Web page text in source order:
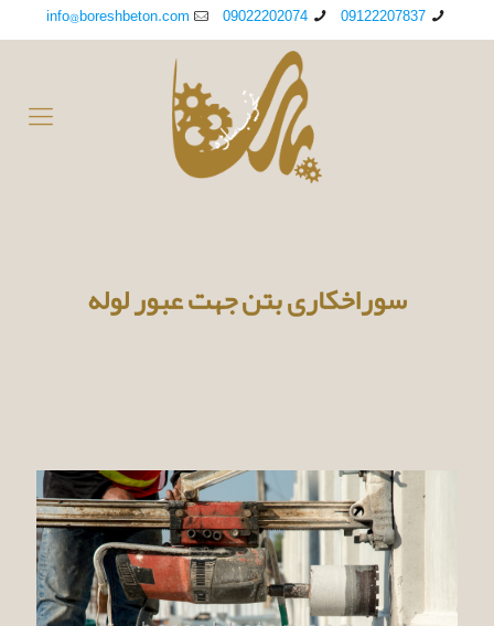
09122207837
09022202074
info@boreshbeton.com
سوراخکاری بتن جهت عبور لوله